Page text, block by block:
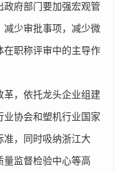
府部门要加强宏观管
减少审批事项，减少微
在职称评审中的主导作
，依托龙头企业组建
协会和塑机行业国家
准，同时吸纳浙江大
量监督检验中心等高